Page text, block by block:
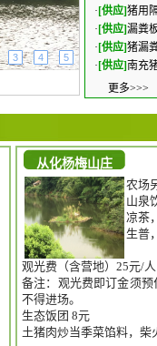
3 4 5
· [供应]猪用
· [供应]漏粪
· [供应]猪漏
· [供应] 南充
更多>>>